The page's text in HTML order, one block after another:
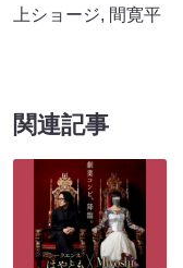
上ショージ, 間寛平
関連記事